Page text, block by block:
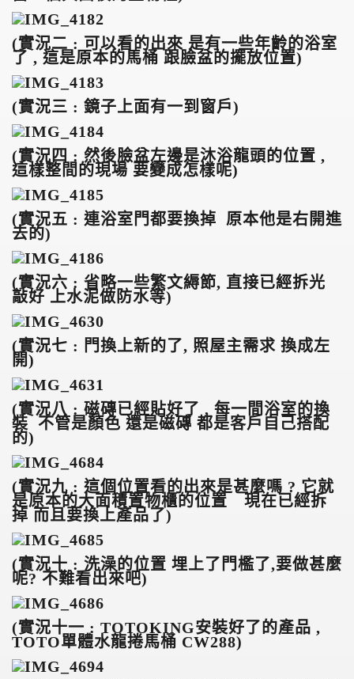
(實況二 : 可以看的出來 是有一些年齡的浴室
了 , 這是原本的馬桶 跟臉盆的擺放位置)
(實況三 : 鏡子上面有一到窗戶)
(實況四 : 然後臉盆左邊是沐浴龍頭的位置 ,
這樣整間的現場 要變成怎樣呢)
(實況五 : 連浴室門都要換掉 原本他是右開進
去的)
(實況六 : 省略一些繁文縟節, 直接已經拆光
敲好 上水泥做防水等)
(實況七 : 門換上新的了, 照屋主需求 換成左
開)
(實況八 : 磁磚已經貼好了 , 每一間浴室的換
裝 不管是顏色 還是磁磚 都是客戶自己搭配
的)
(實況九 : 這個位置看的出來是甚麼嗎 ? 它就
是原本的大面積置物櫃的位置 現在已經拆
掉 而且要換上產品了)
(實況十 : 洗澡的位置 埋上了門檻了,要做甚麼
呢? 不難看出來吧)
(實況十一 : TOTOKING安裝好了的產品 ,
TOTO單體水龍捲馬桶 CW288)